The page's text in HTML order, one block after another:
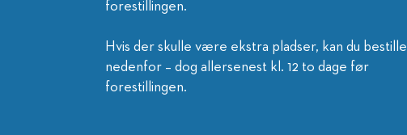
forestillingen.
Hvis der skulle være ekstra pladser, kan du bestille
nedenfor – dog allersenest kl. 12 to dage før
forestillingen.